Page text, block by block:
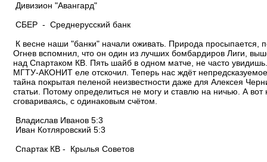
Дивизион "Авангард"
СБЕР - Среднерусский банк
К весне наши "банки" начали оживать. Природа просыпается,
Огнев вспомнил, что он один из лучших бомбардиров Лиги,
над Спартаком КВ. Пять шайб в одном матче, не часто
МГТУ-АКОНИТ еле отскочил. Теперь нас ждёт
тайна покрытая пеленой неизвестности даже для Алексея
статьи. Потому определиться не могу и ставлю на ничью. А
сговариваясь, с одинаковым счётом.
Владислав Иванов 5:3
Иван Котляровский 5:3
Спартак КВ - Крылья Советов